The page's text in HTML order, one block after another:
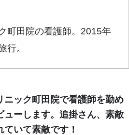
町田院の看護師。2015年
行。
ニック町田院で看護師を勤め
ューします。追掛さん、素敵
いて素敵です！